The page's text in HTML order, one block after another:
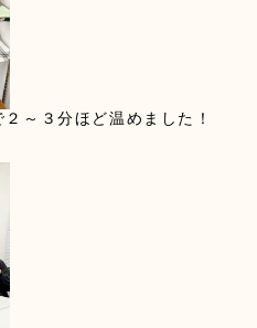
～３分ほど温めました！